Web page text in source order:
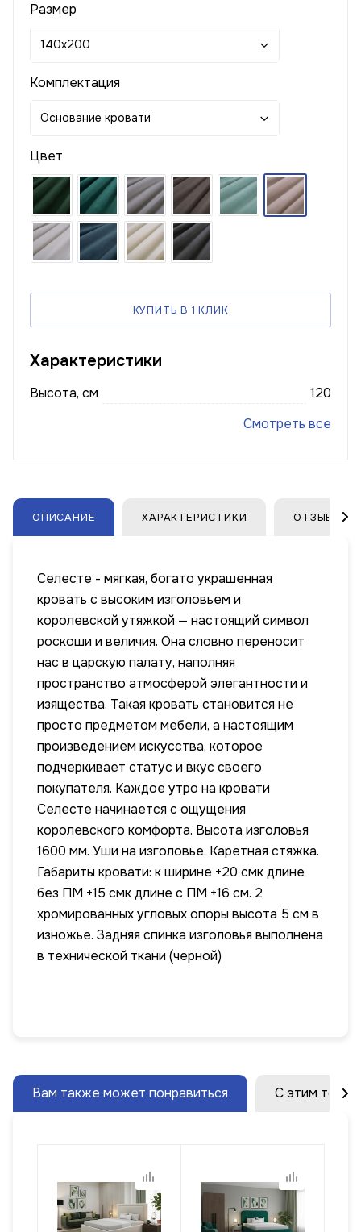
Размер
140x200
Комплектация
Основание кровати
Цвет
КУПИТЬ В 1 КЛИК
Характеристики
Высота, см
120
Смотреть все
ОПИСАНИЕ ХАРАКТЕРИСТИКИ ОТЗЫВЫ
Селесте - мягкая, богато украшенная
кровать с высоким изголовьем и
королевской утяжкой — настоящий символ
роскоши и величия. Она словно переносит
нас в царскую палату, наполняя
пространство атмосферой элегантности и
изящества. Такая кровать становится не
просто предметом мебели, а настоящим
произведением искусства, которое
подчеркивает статус и вкус своего
покупателя. Каждое утро на кровати
Селесте начинается с ощущения
королевского комфорта. Высота изголовья
1600 мм. Уши на изголовье. Каретная стяжка.
Габариты кровати: к ширине +20 смк длине
без ПМ +15 смк длине с ПМ +16 см. 2
хромированных угловых опоры высота 5 см в
изножье. Задняя спинка изголовья выполнена
в технической ткани (черной)
Вам также может понравиться С этим